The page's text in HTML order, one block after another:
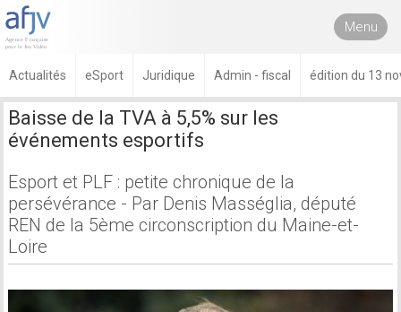
Menu
Actualités eSport Juridique Admin - fiscal édition du 13
Baisse de la TVA à 5,5% sur les
événements esportifs
Esport et PLF : petite chronique de la
persévérance - Par Denis Masséglia, député
REN de la 5ème circonscription du Maine-et-
Loire